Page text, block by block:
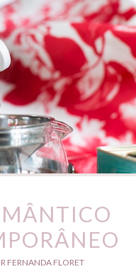
FERNANDA FLORET